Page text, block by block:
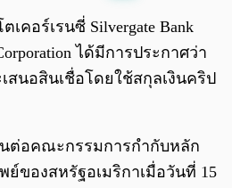
คอร์เรนซี่ Silvergate Bank
ได้มีการประกาศว่า
สนอสินเชื่อโดยใช้สกุลเงินคริป
ต่อคณะกรรมการกำกับหลัก
ของสหรัฐอเมริกาเมื่อวันที่ 15